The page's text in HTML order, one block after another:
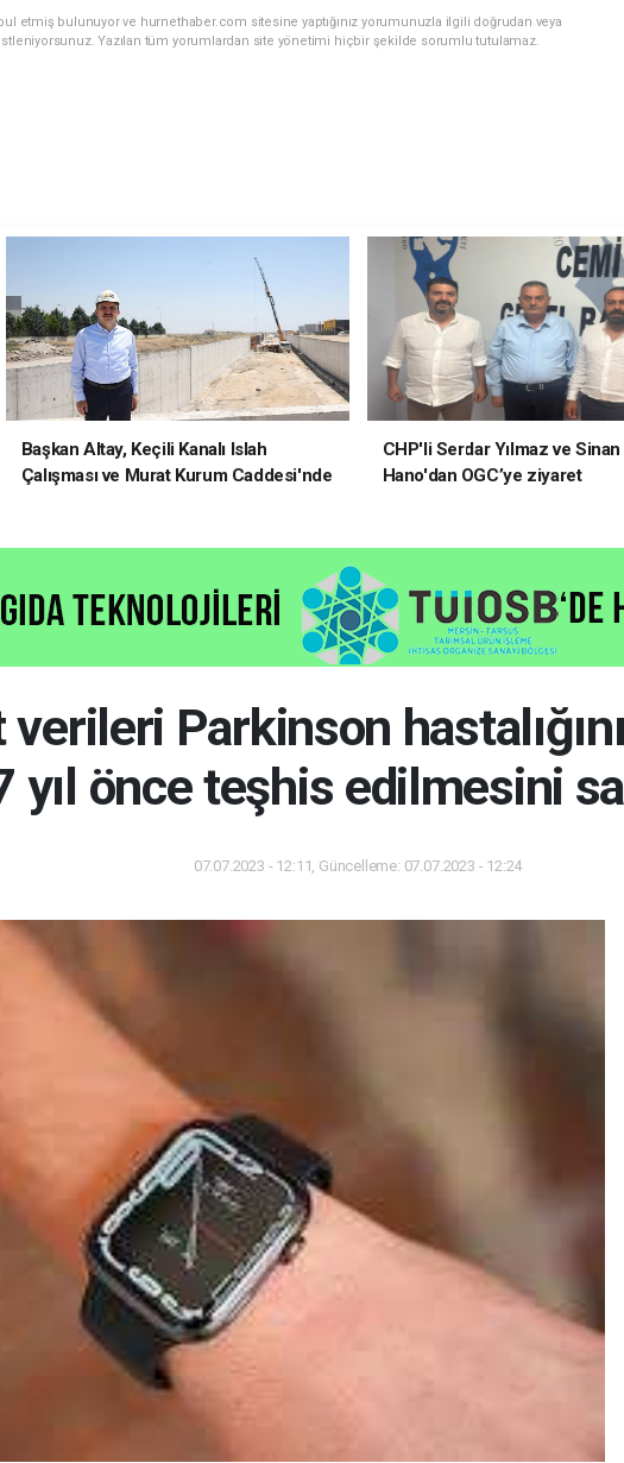
etmiş bulunuyor ve hurnethaber.com sitesine yaptığınız yorumunuzla ilgili doğrudan veya
Yazılan tüm yorumlardan site yönetimi hiçbir şekilde sorumlu tutulamaz.
Başkan Altay, Keçili Kanalı Islah
Çalışması ve Murat Kurum Caddesi'nde
CHP'li Serdar Yılmaz ve Sinan
Hano'dan OGC’ye ziyaret
verileri Parkinson
yıl önce teşhis edilmesini
07.07.2023 - 12:11, Güncelleme: 07.07.2023 - 12:24